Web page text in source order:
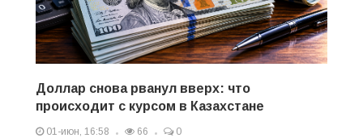
Доллар снова рванул вверх: что
происходит с курсом в Казахстане
01-июн, 16:58 66 0